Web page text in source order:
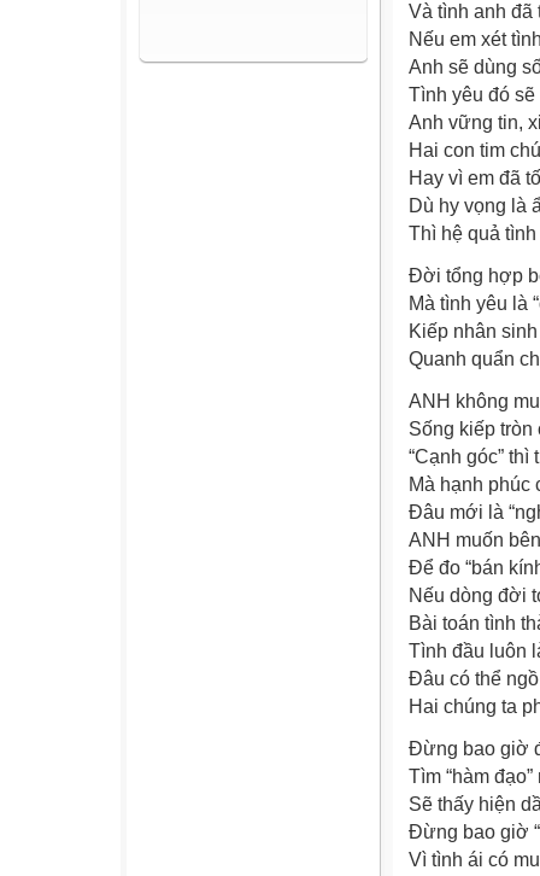
Và tình anh đã
Nếu em xét
Anh sẽ dùng
Tình yêu đó
Anh vững tin,
Hai con tim
Hay vì em đã
Dù hy vọng là
Thì hệ quả
Đời tổng hợp
Mà tình yêu là
Kiếp nhân
Quanh quẩn
ANH không
Sống kiếp tròn
“Cạnh góc”
Mà hạnh phúc
Đâu mới là
ANH muốn
Để đo “bán
Nếu dòng đời
Bài toán tình
Tình đầu luôn
Đâu có thể
Hai chúng ta
Đừng bao giờ
Tìm “hàm
Sẽ thấy hiện
Đừng bao giờ
Vì tình ái có